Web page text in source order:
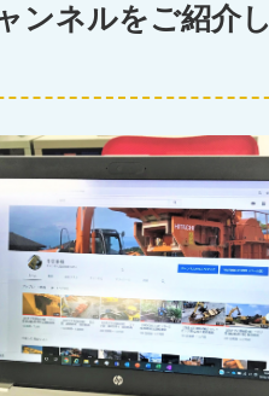
ンネルをご紹介し